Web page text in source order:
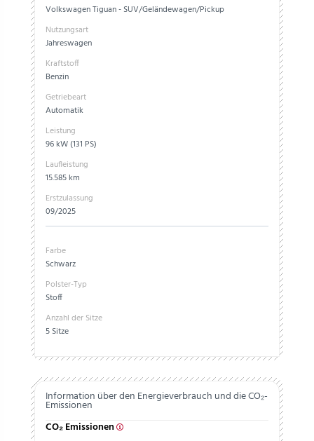
Volkswagen Tiguan - SUV/Geländewagen/Pickup
Nutzungsart
Jahreswagen
Kraftstoff
Benzin
Getriebeart
Automatik
Leistung
96 kW (131 PS)
Laufleistung
15.585 km
Erstzulassung
09/2025
Farbe
Schwarz
Polster-Typ
Stoff
Anzahl der Sitze
5 Sitze
Information über den Energieverbrauch und die CO₂-
Emissionen
CO₂ Emissionen